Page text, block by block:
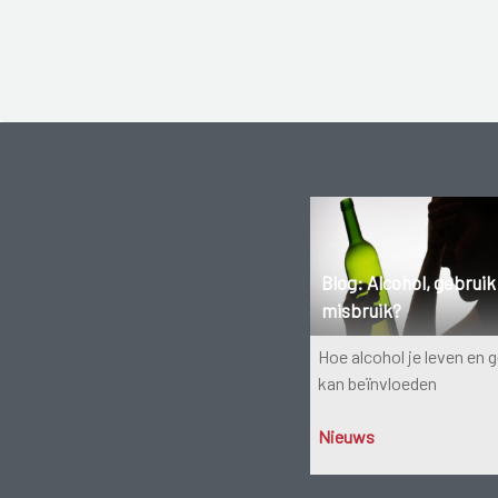
Blog: Alcohol,
misbruik?
Hoe alcohol je leven en
kan beïnvloeden
Nieuws